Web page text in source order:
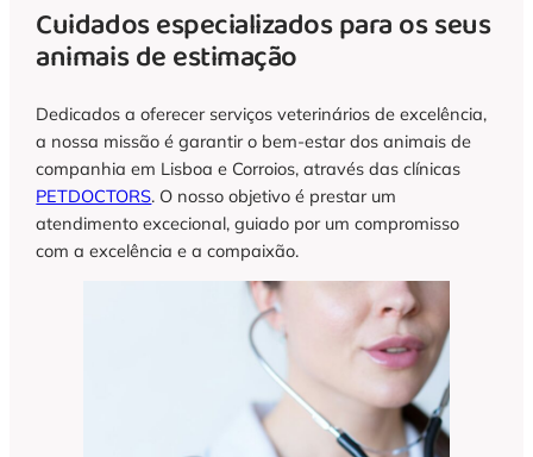
Cuidados especializados para os seus
animais de estimação
Dedicados a oferecer serviços veterinários de excelência,
a nossa missão é garantir o bem-estar dos animais de
companhia em Lisboa e Corroios, através das clínicas
PETDOCTORS. O nosso objetivo é prestar um
atendimento excecional, guiado por um compromisso
com a excelência e a compaixão.